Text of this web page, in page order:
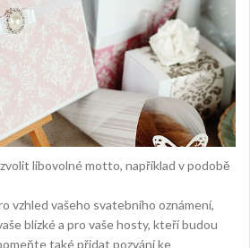
libovolné motto, například v podobě
vzhled vašeho svatebního oznámení,
blízké a pro vaše hosty, kteří budou
také přidat pozvání ke